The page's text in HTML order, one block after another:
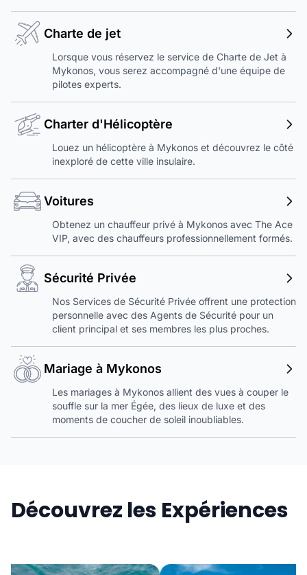
Charte de jet
Lorsque vous réservez le service de Charte de Jet à
Mykonos, vous serez accompagné d'une équipe de
pilotes experts.
Charter d'Hélicoptère
Louez un hélicoptère à Mykonos et découvrez le côté
inexploré de cette ville insulaire.
Voitures
Obtenez un chauffeur privé à Mykonos avec The Ace
VIP, avec des chauffeurs professionnellement formés.
Sécurité Privée
Nos Services de Sécurité Privée offrent une protection
personnelle avec des Agents de Sécurité pour un
client principal et ses membres les plus proches.
Mariage à Mykonos
Les mariages à Mykonos allient des vues à couper le
souffle sur la mer Égée, des lieux de luxe et des
moments de coucher de soleil inoubliables.
Découvrez les Expériences